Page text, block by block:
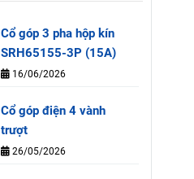
Cổ góp 3 pha hộp kín
SRH65155-3P (15A)
16/06/2026
Cổ góp điện 4 vành
trượt
26/05/2026